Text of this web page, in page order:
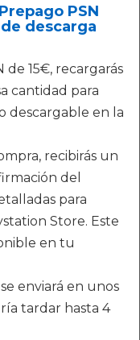
PSN
de descarga
de 15€, recargarás
cantidad para
descargable en la
recibirás un
del
para
Store. Este
en tu
enviará en unos
tardar hasta 4